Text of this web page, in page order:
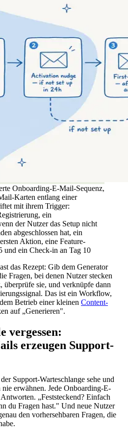
Onboarding-E-Mail-Sequenz,
Karten entlang einer
mit ihrem Trigger:
ein
der Nutzer das Setup nicht
abgeschlossen hat, ein
Aktion, eine Feature-
und ein Check-in an Tag 10
das Rezept: Gib dem Generator
Fragen, bei denen Nutzer stecken
überprüfe sie, und verknüpfe dann
Das ist ein Workflow,
Betrieb einer kleinen Content-
auf „Generieren".
vergessen:
erzeugen Support-
Support-Warteschlange sehe und
erwähnen. Jede Onboarding-E-
„Feststeckend? Einfach
du Fragen hast." Und neue Nutzer
den vorhersehbaren Fragen, die